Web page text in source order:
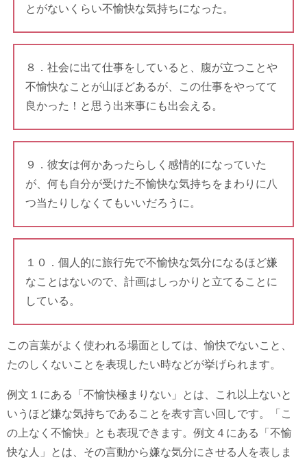
とがないくらい不愉快な気持ちになった。
８．社会に出て仕事をしていると、腹が立つことや
不愉快なことが山ほどあるが、この仕事をやってて
良かった！と思う出来事にも出会える。
９．彼女は何かあったらしく感情的になっていた
が、何も自分が受けた不愉快な気持ちをまわりに八
つ当たりしなくてもいいだろうに。
１０．個人的に旅行先で不愉快な気分になるほど嫌
なことはないので、計画はしっかりと立てることに
している。
この言葉がよく使われる場面としては、愉快でないこと、
たのしくないことを表現したい時などが挙げられます。
例文１にある「不愉快極まりない」とは、これ以上ないと
いうほど嫌な気持ちであることを表す言い回しです。「こ
の上なく不愉快」とも表現できます。例文４にある「不愉
快な人」とは、その言動から嫌な気分にさせる人を表しま